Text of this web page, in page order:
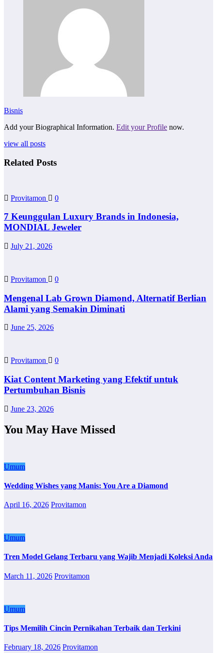
Bisnis
Add your Biographical Information. Edit your Profile now.
view all posts
Related Posts
Provitamon 0
7 Keunggulan Luxury Brands in Indonesia,
MONDIAL Jeweler
July 21, 2026
Provitamon 0
Mengenal Lab Grown Diamond, Alternatif Berlian
Alami yang Semakin Diminati
June 25, 2026
Provitamon 0
Kiat Content Marketing yang Efektif untuk
Pertumbuhan Bisnis
June 23, 2026
You May Have Missed
Umum
Wedding Wishes yang Manis: You Are a Diamond
April 16, 2026 Provitamon
Umum
Tren Model Gelang Terbaru yang Wajib Menjadi Koleksi Anda
March 11, 2026 Provitamon
Umum
Tips Memilih Cincin Pernikahan Terbaik dan Terkini
February 18, 2026 Provitamon